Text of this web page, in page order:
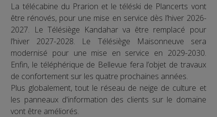
La télécabine du Prarion et le téléski de Plancerts vont
être rénovés, pour une mise en service dès l’hiver 2026-
2027. Le Télésiège Kandahar va être remplacé pour
l’hiver 2027-2028. Le Télésiège Maisonneuve sera
modernisé pour une mise en service en 2029-2030.
Enfin, le téléphérique de Bellevue fera l’objet de travaux
de confortement sur les quatre prochaines années.
Plus globalement, tout le réseau de neige de culture et
les panneaux d'information des clients sur le domaine
vont être améliorés.